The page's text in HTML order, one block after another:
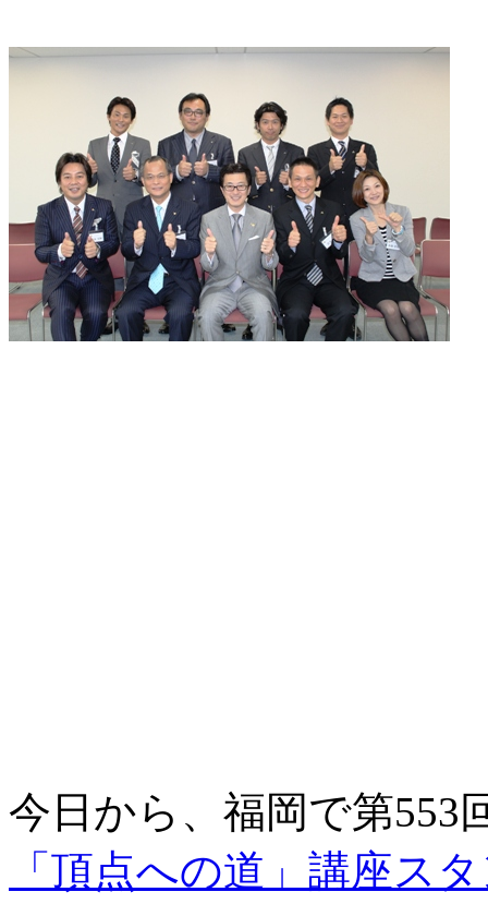
今日から、福岡で第553
「頂点への道」講座ス